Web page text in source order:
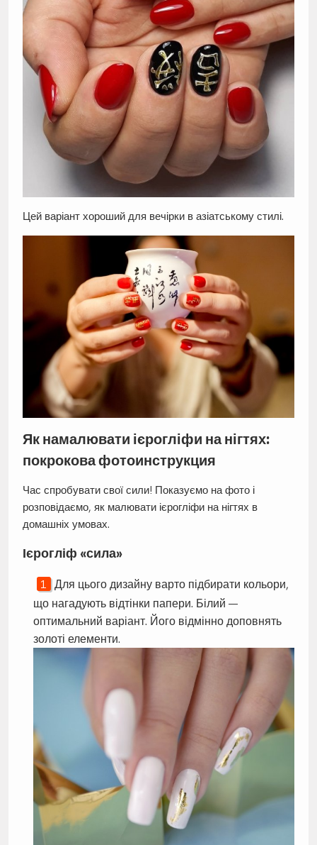
Цей варіант хороший для вечірки в азіатському стилі.
Як намалювати ієрогліфи на нігтях:
покрокова фотоинструкция
Час спробувати свої сили! Показуємо на фото і
розповідаємо, як малювати ієрогліфи на нігтях в
домашніх умовах.
Ієрогліф «сила»
Для цього дизайну варто підбирати кольори,
що нагадують відтінки папери. Білий —
оптимальний варіант. Його відмінно доповнять
золоті елементи.